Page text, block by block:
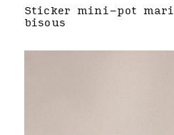
Sticker mini-pot
bisous